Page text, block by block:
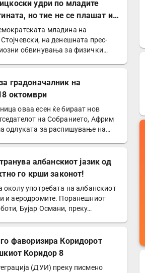
удри по младите
но тие не се плашат и
младина на
на денешната прес-
обвинувања за физички
градоначалник на
октомври
оваа есен ќе бираат нов
на Собранието, Африм
одлуката за распишување на…
албанскиот јазик од
го крши законот!
околу употребата на албанскиот
и аеродромите. Поранешниот
Бујар Османи, преку…
фаворизира Коридорот
Коридор 8
(ДУИ) преку писмено